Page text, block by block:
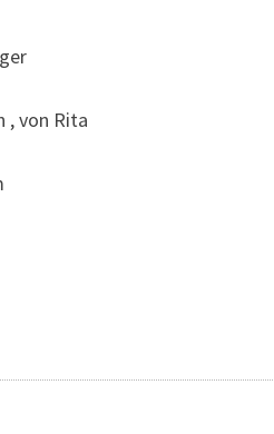
, von Rita